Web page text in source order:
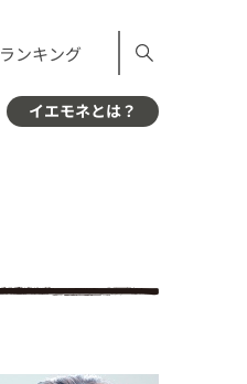
ランキング
イエモネとは？